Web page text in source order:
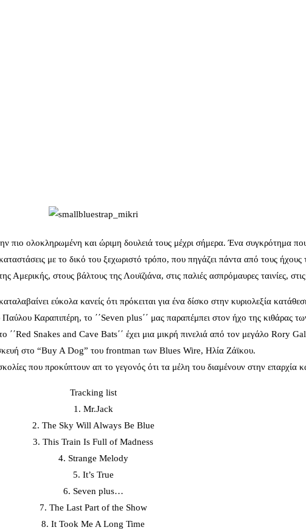
ολοκληρωμένη και ώριμη δουλειά τους μέχρι σήμερα. Ένα συγκρότημα
με το δικό του ξεχωριστό τρόπο, που πηγάζει πάντα από τους
στους βάλτους της Λουϊζιάνα, στις παλιές ασπρόμαυρες ταινίες,
εύκολα κανείς ότι πρόκειται για ένα δίσκο στην κυριολεξία
Παύλου Καραπιπέρη, το ΄΄Seven plus΄΄ μας παραπέμπει στον ήχο της
Snakes and Cave Bats΄΄ έχει μια μικρή πινελιά από τον μεγάλο Rory
στο “Buy A Dog” του frontman των Blues Wire, Ηλία Ζάϊκου.
που προκύπτουν απ το γεγονός ότι τα μέλη του διαμένουν στην επαρχία
Tracking list
1. Mr.Jack
2. The Sky Will Always Be Blue
3. This Train Is Full of Madness
4. Strange Melody
5. It’s True
6. Seven plus…
7. The Last Part of the Show
8. It Took Me A Long Time